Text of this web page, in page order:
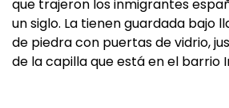
que trajeron los inmigrantes
un siglo. La tienen guardada bajo
de piedra con puertas de vidrio,
de la capilla que está en el barrio